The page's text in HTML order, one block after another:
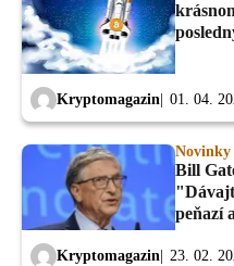
Kryptomagazin 01. 04.
Novinky
Bill
peňazí
Kryptomagazin 23. 02.